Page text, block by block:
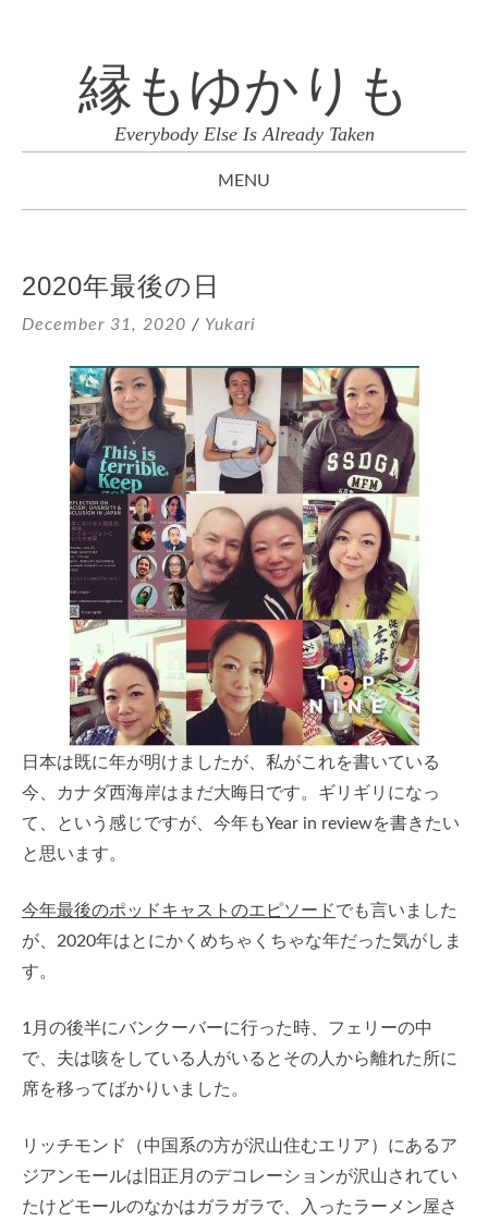
縁もゆかりも
Everybody Else Is Already Taken
MENU
CONTENT
2020年最後の日
December 31, 2020 / Yukari
日本は既に年が明けましたが、私がこれを書いている
今、カナダ西海岸はまだ大晦日です。ギリギリになっ
て、という感じですが、今年もYear in reviewを書きたい
と思います。
今年最後のポッドキャストのエピソードでも言いました
が、2020年はとにかくめちゃくちゃな年だった気がしま
す。
1月の後半にバンクーバーに行った時、フェリーの中
で、夫は咳をしている人がいるとその人から離れた所に
席を移ってばかりいました。
リッチモンド（中国系の方が沢山住むエリア）にあるア
ジアンモールは旧正月のデコレーションが沢山されてい
たけどモールのなかはガラガラで、入ったラーメン屋さ